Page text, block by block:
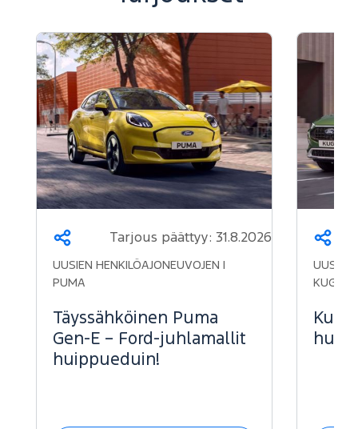
Jaa Tarjous päättyy: 31.8.2026
UUSIEN HENKILÖAJONEUVOJEN |
PUMA
Täyssähköinen Puma
Gen-E – Ford-juhlamallit
huippueduin!
Jaa
UUSIEN
KUGA